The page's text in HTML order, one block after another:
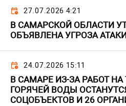
27.07.2026 4:21
В САМАРСКОЙ ОБЛАСТИ
ОБЪЯВЛЕНА УГРОЗА
24.07.2026 15:11
В САМАРЕ ИЗ-ЗА РАБОТ
ГОРЯЧЕЙ ВОДЫ
СОЦОБЪЕКТОВ И 26